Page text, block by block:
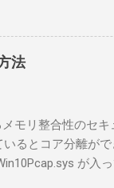
簡単につながらな
りの解説を書い
が必要である
ーバ側) の
ント側) の
が入ったPC 操作
、リモート操作
法
モリ整合性のセキ
るとコア分離が
が入